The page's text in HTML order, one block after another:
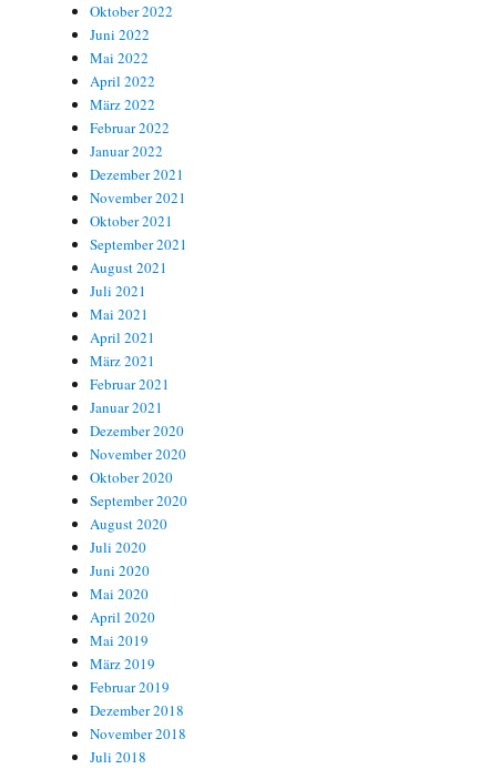
Oktober 2022
Juni 2022
Mai 2022
April 2022
März 2022
Februar 2022
Januar 2022
Dezember 2021
November 2021
Oktober 2021
September 2021
August 2021
Juli 2021
Mai 2021
April 2021
März 2021
Februar 2021
Januar 2021
Dezember 2020
November 2020
Oktober 2020
September 2020
August 2020
Juli 2020
Juni 2020
Mai 2020
April 2020
Mai 2019
März 2019
Februar 2019
Dezember 2018
November 2018
Juli 2018